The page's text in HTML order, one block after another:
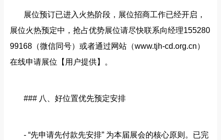
展位预订已进入火热阶段，展位招商工作已经开启，
展位火热预定中，抢占优势展位请尽快联系向经理155280
99168（微信同号）或者通过网站（www.tjh-cd.org.cn）
在线申请展位【用户提供】。
### 八、好位置优先预定安排
- “先申请先付款先安排” 为本届展会的核心原则。已完